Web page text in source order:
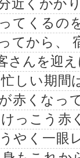
近くかか
てくるの
てから、
さんを迎
しい期間
赤くなっ
っこう赤
やく一眼